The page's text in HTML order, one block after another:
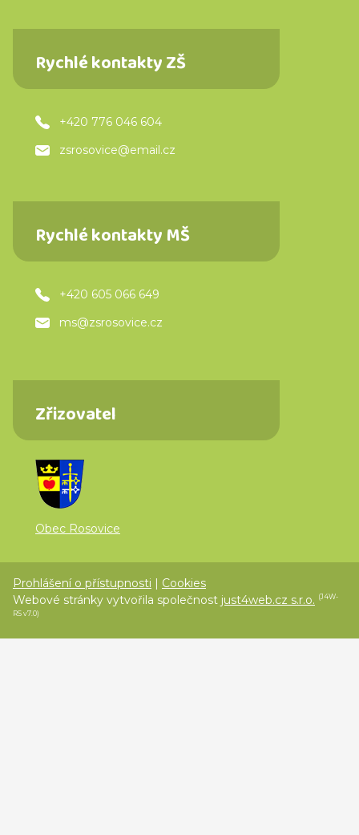
Rychlé kontakty ZŠ
+420 776 046 604
zsrosovice@email.cz
Rychlé kontakty MŠ
+420 605 066 649
ms@zsrosovice.cz
Zřizovatel
Obec Rosovice
Prohlášení o přístupnosti | Cookies
Webové stránky vytvořila společnost just4web.cz s.r.o. (J4W-
RS v7.0)